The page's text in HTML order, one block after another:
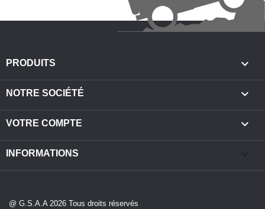
PRODUITS 
NOTRE SOCIÉTÉ 
VOTRE COMPTE 
INFORMATIONS
@ G.S.A.A 2026 Tous droits réservés